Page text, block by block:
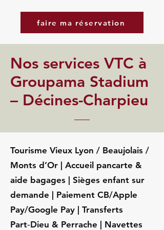
faire ma réservation
Nos services VTC à
Groupama Stadium
– Décines-Charpieu
Tourisme Vieux Lyon / Beaujolais /
Monts d’Or | Accueil pancarte &
aide bagages | Sièges enfant sur
demande | Paiement CB/Apple
Pay/Google Pay | Transferts
Part‑Dieu & Perrache | Navettes